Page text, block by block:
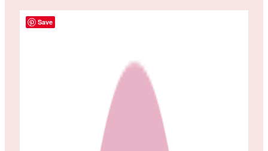
Save